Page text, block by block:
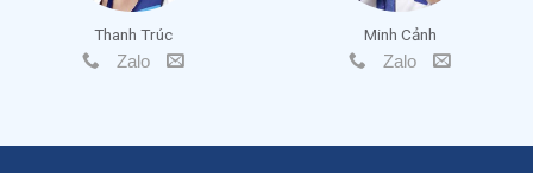
Thanh Trúc
Zalo
Minh Cảnh
Zalo